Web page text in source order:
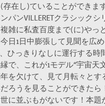
在し)ていることができま
パンVILLERETクラシック
雑に私査百度まで(に)やっ
日1日中膨張して見聞を広め
ひっきりなしに運行する
で、これが1モデル“宇宙天
を欠けて、見て月転々と
ろうを見ることができた
に並ぶもがないです！本